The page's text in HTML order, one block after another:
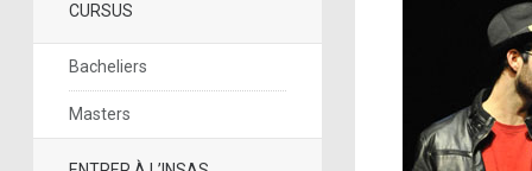
CURSUS
Bacheliers
Masters